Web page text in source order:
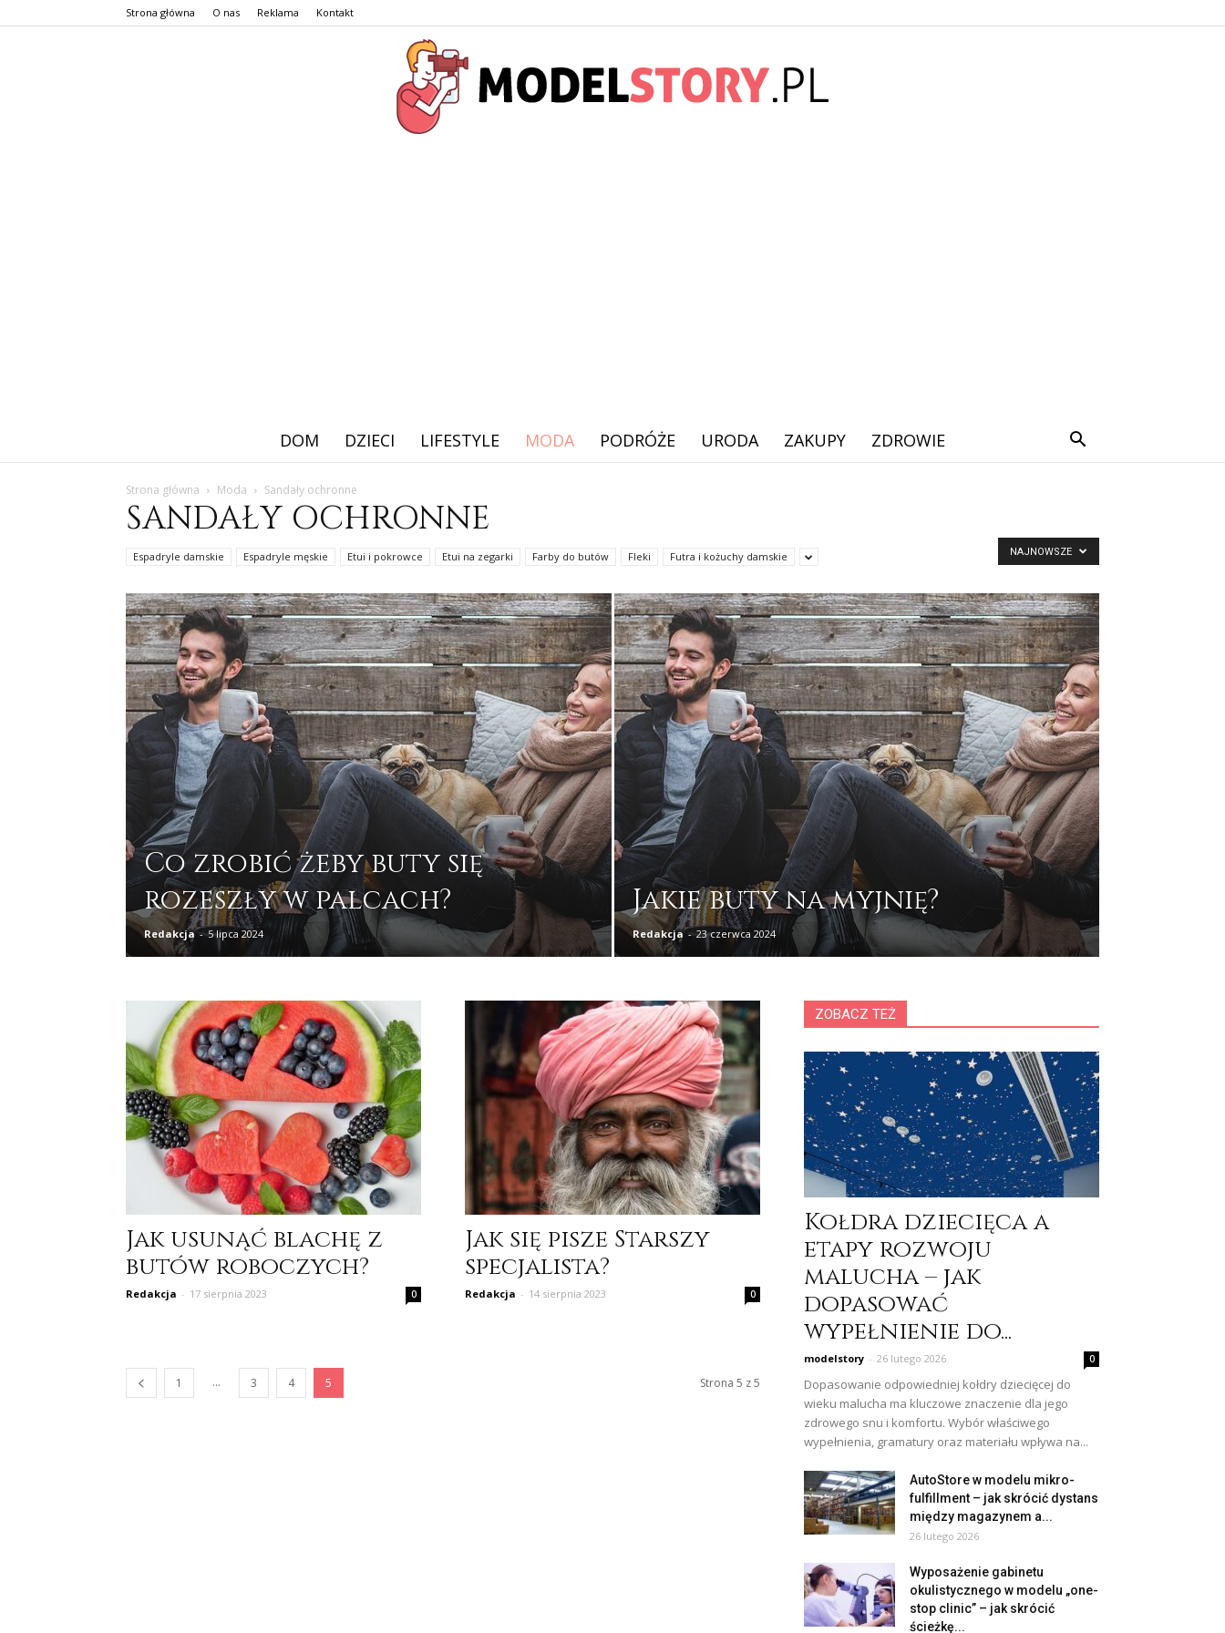
Strona główna O nas Reklama Kontakt
DOM DZIECI LIFESTYLE MODA PODRÓŻE URODA ZAKUPY ZDROWIE
Strona główna Moda Sandały ochronne
SANDAŁY OCHRONNE
Espadryle damskie Espadryle męskie Etui i pokrowce Etui na zegarki Farby do butów Fleki Futra i kożuchy damskie NAJNOWSZE
Co zrobić żeby buty się
rozeszły w palcach?
Redakcja - 5 lipca 2024
Jakie buty na myjnię?
Redakcja - 23 czerwca 2024
Jak usunąć blachę z
butów roboczych?
Redakcja - 17 sierpnia 2023 0
Jak się pisze Starszy
specjalista?
Redakcja - 14 sierpnia 2023 0
1 ... 3 4 5 Strona 5 z 5
ZOBACZ TEŻ
Kołdra dziecięca a
etapy rozwoju
malucha – jak
dopasować
wypełnienie do...
modelstory - 26 lutego 2026 0
Dopasowanie odpowiedniej kołdry dziecięcej do
wieku malucha ma kluczowe znaczenie dla jego
zdrowego snu i komfortu. Wybór właściwego
wypełnienia, gramatury oraz materiału wpływa na...
AutoStore w modelu mikro-
fulfillment – jak skrócić dystans
między magazynem a...
26 lutego 2026
Wyposażenie gabinetu
okulistycznego w modelu „one-
stop clinic” – jak skrócić
ścieżkę...